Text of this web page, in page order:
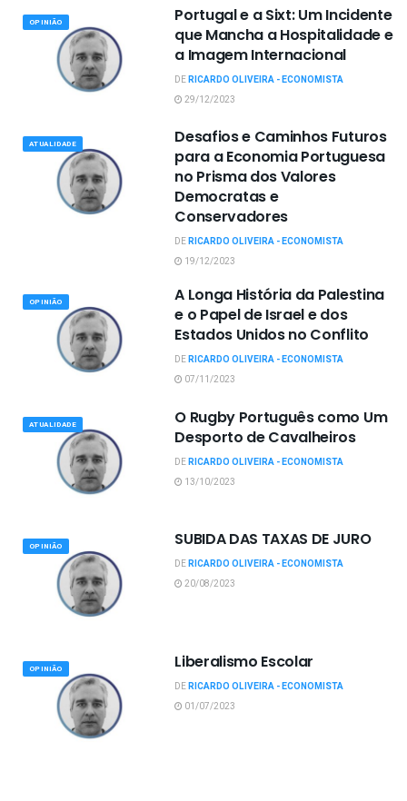
OPINIÃO
Portugal e a Sixt: Um Incidente
que Mancha a Hospitalidade e
a Imagem Internacional
DERICARDO OLIVEIRA - ECONOMISTA
29/12/2023
ATUALIDADE
Desafios e Caminhos Futuros
para a Economia Portuguesa
no Prisma dos Valores
Democratas e
Conservadores
DERICARDO OLIVEIRA - ECONOMISTA
19/12/2023
OPINIÃO
A Longa História da Palestina
e o Papel de Israel e dos
Estados Unidos no Conflito
DERICARDO OLIVEIRA - ECONOMISTA
07/11/2023
ATUALIDADE
O Rugby Português como Um
Desporto de Cavalheiros
DERICARDO OLIVEIRA - ECONOMISTA
13/10/2023
OPINIÃO SUBIDA DAS TAXAS DE JURO
DERICARDO OLIVEIRA - ECONOMISTA
20/08/2023
OPINIÃO Liberalismo Escolar
DERICARDO OLIVEIRA - ECONOMISTA
01/07/2023